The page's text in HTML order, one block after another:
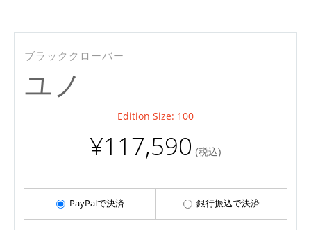
ブラッククローバー
ユノ
Edition Size: 100
¥117,590 (税込)
PayPalで決済 銀行振込で決済